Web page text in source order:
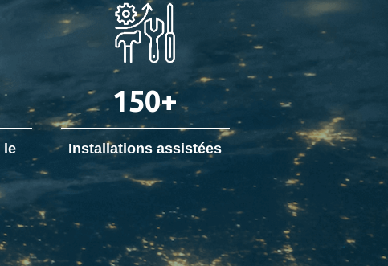
le
150+
Installations assistées